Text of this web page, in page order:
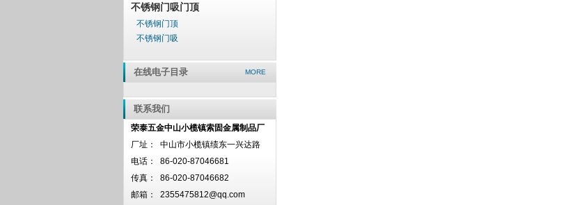
不锈钢门吸门顶
不锈钢门顶
不锈钢门吸
在线电子目录 MORE
联系我们
荣泰五金中山小榄镇索固金属制品厂
厂址：
中山市小榄镇绩东一兴达路
电话：
86-020-87046681
传真：
86-020-87046682
邮箱：
2355475812@qq.com